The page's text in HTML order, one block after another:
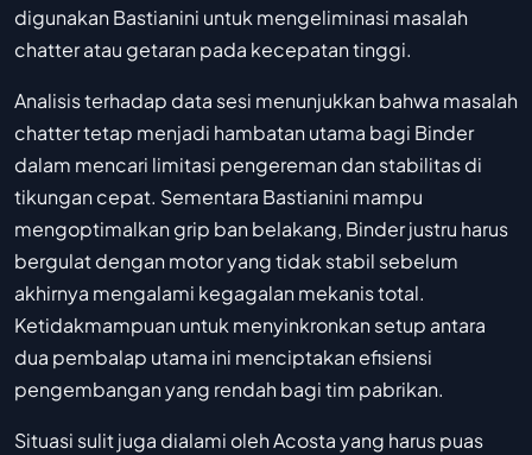
digunakan Bastianini untuk mengeliminasi masalah
chatter atau getaran pada kecepatan tinggi.
Analisis terhadap data sesi menunjukkan bahwa masalah
chatter tetap menjadi hambatan utama bagi Binder
dalam mencari limitasi pengereman dan stabilitas di
tikungan cepat. Sementara Bastianini mampu
mengoptimalkan grip ban belakang, Binder justru harus
bergulat dengan motor yang tidak stabil sebelum
akhirnya mengalami kegagalan mekanis total.
Ketidakmampuan untuk menyinkronkan setup antara
dua pembalap utama ini menciptakan efisiensi
pengembangan yang rendah bagi tim pabrikan.
Situasi sulit juga dialami oleh Acosta yang harus puas